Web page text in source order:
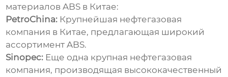
материалов ABS в Китае:
PetroChina: Крупнейшая нефтегазовая
компания в Китае, предлагающая широкий
ассортимент ABS.
Sinopec: Еще одна крупная нефтегазовая
компания, производящая высококачественный